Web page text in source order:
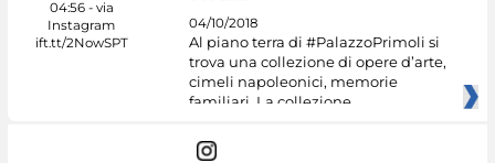
04/10/2018
Al piano terra di #PalazzoPrimoli si
trova una collezione di opere d’arte,
cimeli napoleonici, memorie
familiari. La collezione